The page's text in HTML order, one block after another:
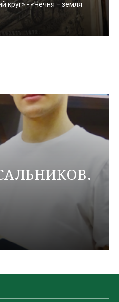
круг» - «Чечня – земля